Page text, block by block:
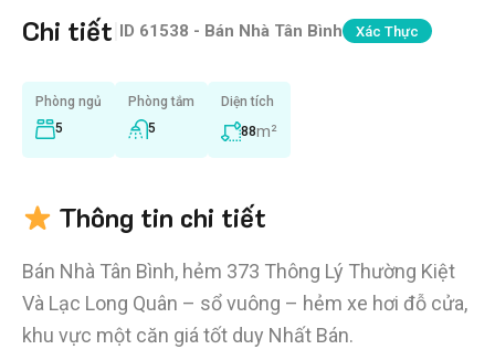
Chi tiết ID 61538 - Bán Nhà Tân Bình Xác Thực
Phòng ngủ
5
Phòng tắm
5
Diện tích
88m²
Thông tin chi tiết
Bán Nhà Tân Bình, hẻm 373 Thông Lý Thường Kiệt
Và Lạc Long Quân – sổ vuông – hẻm xe hơi đỗ cửa,
khu vực một căn giá tốt duy Nhất Bán.